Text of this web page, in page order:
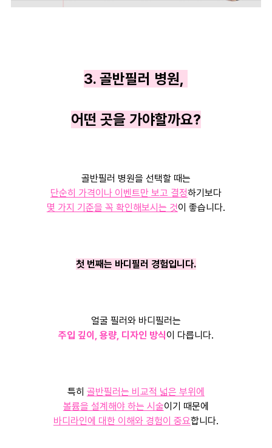
3. 골반필러 병원,
어떤 곳을 가야할까요?
골반필러 병원을 선택할 때는
단순히 가격이나 이벤트만 보고 결정하기보다
몇 가지 기준을 꼭 확인해보시는 것이 좋습니다.
첫 번째는 바디필러 경험입니다.
얼굴 필러와 바디필러는
주입 깊이, 용량, 디자인 방식이 다릅니다.
특히 골반필러는 비교적 넓은 부위에
볼륨을 설계해야 하는 시술이기 때문에
바디라인에 대한 이해와 경험이 중요합니다.